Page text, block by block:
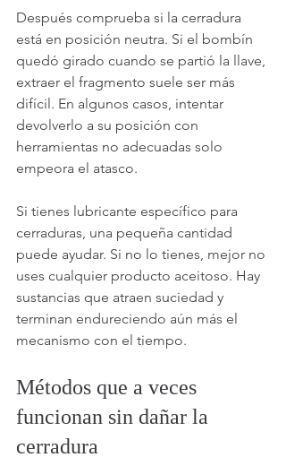
Después comprueba si la cerradura
está en posición neutra. Si el bombín
quedó girado cuando se partió la llave,
extraer el fragmento suele ser más
difícil. En algunos casos, intentar
devolverlo a su posición con
herramientas no adecuadas solo
empeora el atasco.
Si tienes lubricante específico para
cerraduras, una pequeña cantidad
puede ayudar. Si no lo tienes, mejor no
uses cualquier producto aceitoso. Hay
sustancias que atraen suciedad y
terminan endureciendo aún más el
mecanismo con el tiempo.
Métodos que a veces
funcionan sin dañar la
cerradura